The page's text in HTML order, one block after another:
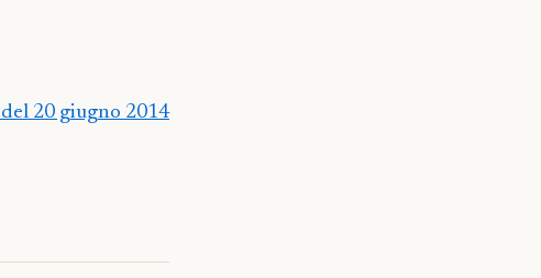
20 giugno 2014